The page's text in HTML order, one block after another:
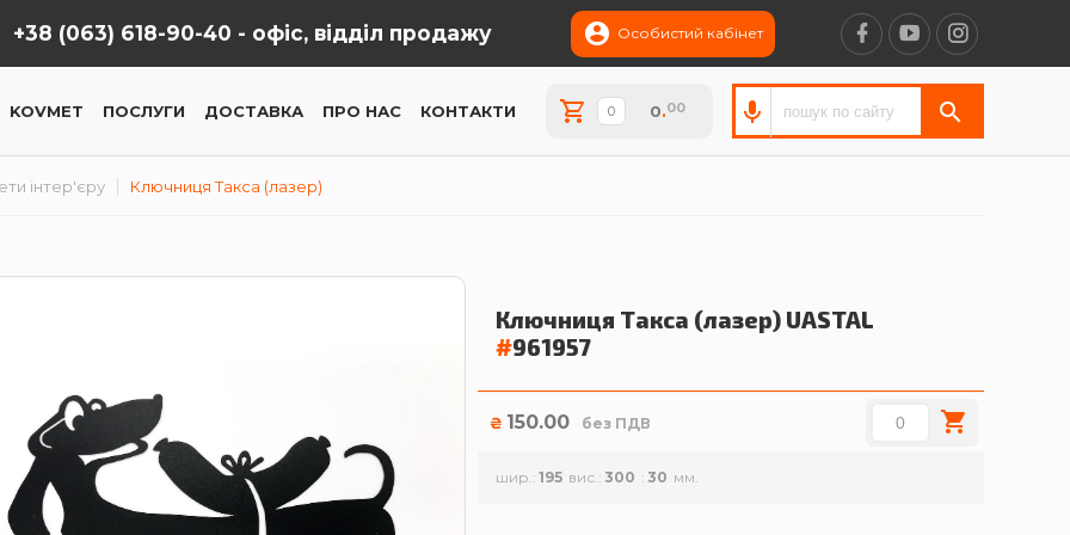
+38 (063) 618-90-40 - офіс, відділ продажу Особистий кабінет
KOVMET ПОСЛУГИ ДОСТАВКА ПРО НАС КОНТАКТИ 0.00
інтер'єру Ключниця Такса (лазер)
Ключниця Такса (лазер) UASTAL
#961957
₴ 150.00 без ПДВ
шир. 195 вис. 300 30